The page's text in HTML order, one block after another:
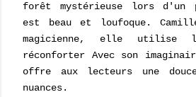
forêt mystérieuse lors d'un
est beau et loufoque.
magicienne, elle utilise
réconforter Avec son
offre aux lecteurs une
nuances.